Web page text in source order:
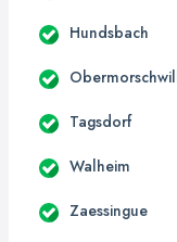
Hundsbach
Tagsdorf
Walheim
Zaessingue